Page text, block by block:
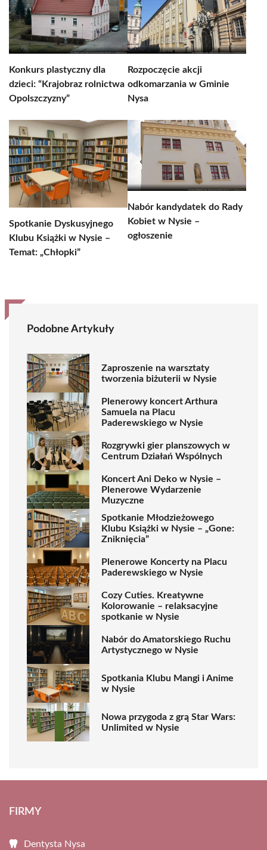
Konkurs plastyczny dla
dzieci: “Krajobraz rolnictwa
Opolszczyzny”
Rozpoczęcie akcji
odkomarzania w Gminie
Nysa
Spotkanie Dyskusyjnego
Klubu Książki w Nysie –
Temat: „Chłopki”
Nabór kandydatek do Rady
Kobiet w Nysie –
ogłoszenie
Podobne Artykuły
Zaproszenie na warsztaty
tworzenia biżuterii w Nysie
Plenerowy koncert Arthura
Samuela na Placu
Paderewskiego w Nysie
Rozgrywki gier planszowych w
Centrum Działań Wspólnych
Koncert Ani Deko w Nysie –
Plenerowe Wydarzenie
Muzyczne
Spotkanie Młodzieżowego
Klubu Książki w Nysie – „Gone:
Zniknięcia”
Plenerowe Koncerty na Placu
Paderewskiego w Nysie
Cozy Cuties. Kreatywne
Kolorowanie – relaksacyjne
spotkanie w Nysie
Nabór do Amatorskiego Ruchu
Artystycznego w Nysie
Spotkania Klubu Mangi i Anime
w Nysie
Nowa przygoda z grą Star Wars:
Unlimited w Nysie
FIRMY
Dentysta Nysa